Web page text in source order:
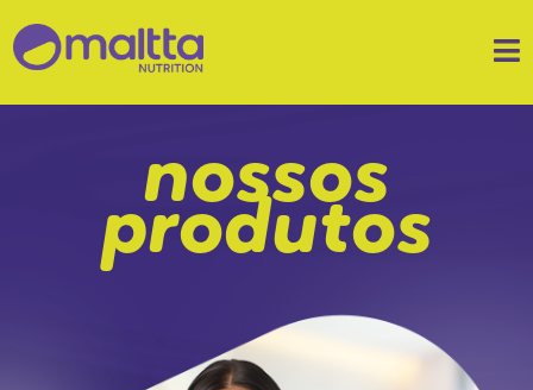
nossos
produtos